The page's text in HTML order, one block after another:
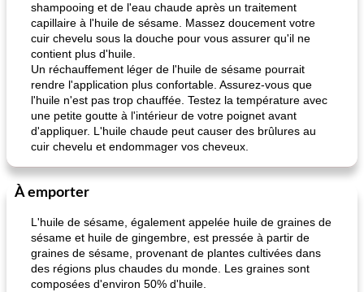
shampooing et de l'eau chaude après un traitement
capillaire à l'huile de sésame. Massez doucement votre
cuir chevelu sous la douche pour vous assurer qu'il ne
contient plus d'huile.
Un réchauffement léger de l'huile de sésame pourrait
rendre l'application plus confortable. Assurez-vous que
l'huile n'est pas trop chauffée. Testez la température avec
une petite goutte à l'intérieur de votre poignet avant
d'appliquer. L'huile chaude peut causer des brûlures au
cuir chevelu et endommager vos cheveux.
À emporter
L'huile de sésame, également appelée huile de graines de
sésame et huile de gingembre, est pressée à partir de
graines de sésame, provenant de plantes cultivées dans
des régions plus chaudes du monde. Les graines sont
composées d'environ 50% d'huile.